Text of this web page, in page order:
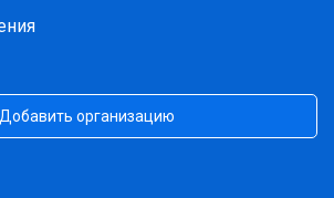
Добавить организацию